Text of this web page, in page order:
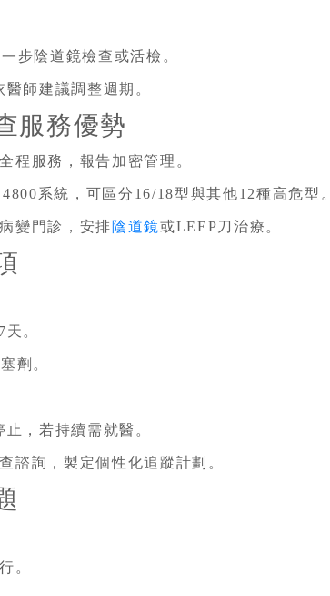
一步陰道鏡檢查或活檢。
師建議調整週期。
服務優勢
程服務，報告加密管理。
系統，可區分16/18型與其他12種高危型。
變門診，安排 陰道鏡或LEEP刀治療。
。
劑。
，若持續需就醫。
諮詢，製定個性化追蹤計劃。
。